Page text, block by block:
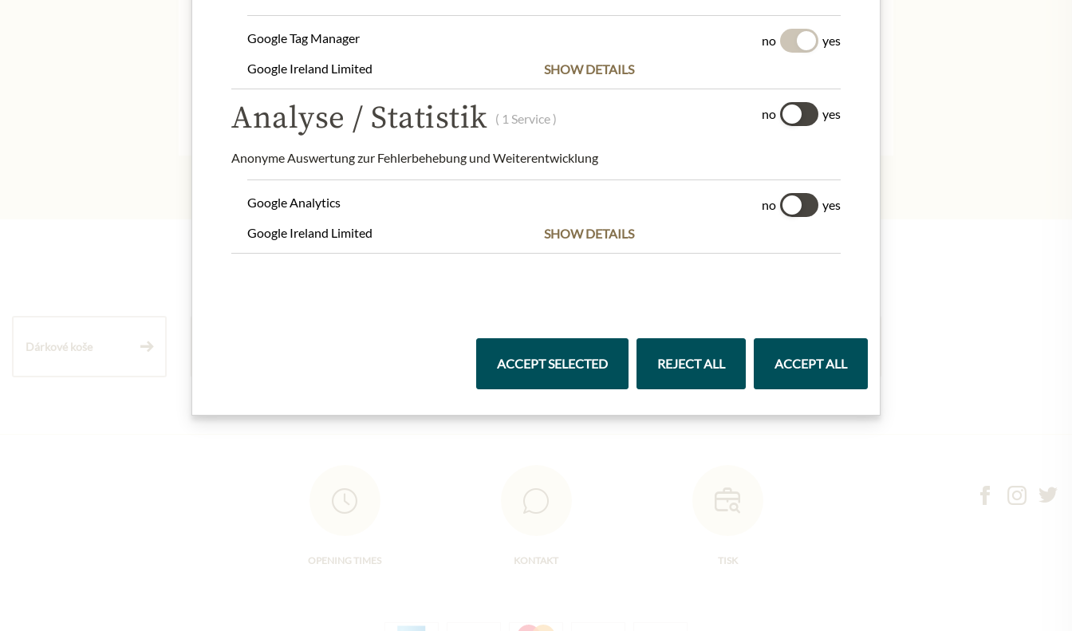
Contact: BK STORE/ Chaussée de Wavre 1731/ 1160 Auderghem/ Belgium/ 0(032)488/77.44.16/
info@brusselsketjep.com
* Wir bitten um Verständnis, dass das Produktdesign von der Abbildung abweichen kann.
Dárkové koše
OPENING TIMES KONTAKT TISK
Google Tag Manager no
yes
Google Ireland Limited
SHOW DETAILS
Analyse / Statistik ( 1 Service )
Anonyme Auswertung zur Fehlerbehebung und Weiterentwicklung
no yes
Google Analytics no
yes
Google Ireland Limited
SHOW DETAILS
ACCEPT SELECTED REJECT ALL ACCEPT ALL